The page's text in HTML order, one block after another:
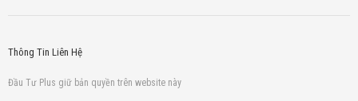
Thông Tin Liên Hệ
Đầu Tư Plus giữ bản quyền trên website này